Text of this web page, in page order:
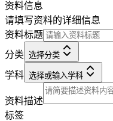
资料信息
请填写资料的详细信息
资料标题
分类 选择分类
学科 选择或输入学科
资料描述
标签